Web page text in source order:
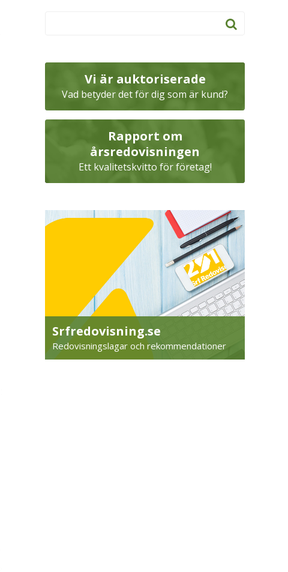
Vi är auktoriserade
Vad betyder det för dig som är kund?
Rapport om
årsredovisningen
Ett kvalitetskvitto för företag!
Srfredovisning.se
Redovisningslagar och rekommendationer